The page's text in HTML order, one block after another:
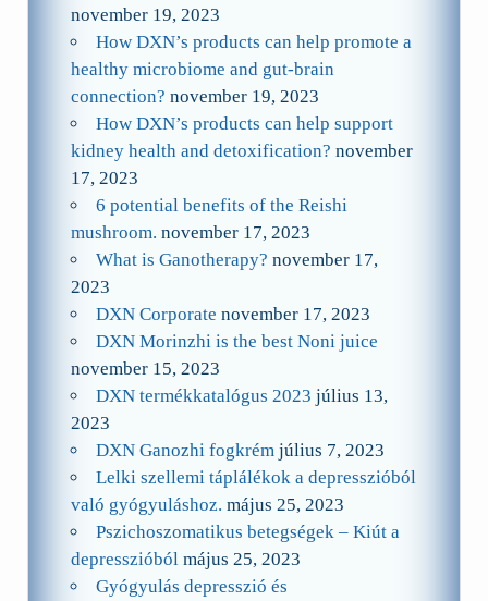
november 19, 2023
How DXN’s products can help promote a
healthy microbiome and gut-brain
connection? november 19, 2023
How DXN’s products can help support
kidney health and detoxification? november
17, 2023
6 potential benefits of the Reishi
mushroom. november 17, 2023
What is Ganotherapy? november 17,
2023
DXN Corporate november 17, 2023
DXN Morinzhi is the best Noni juice
november 15, 2023
DXN termékkatalógus 2023 július 13,
2023
DXN Ganozhi fogkrém július 7, 2023
Lelki szellemi táplálékok a depresszióból
való gyógyuláshoz. május 25, 2023
Pszichoszomatikus betegségek – Kiút a
depresszióból május 25, 2023
Gyógyulás depresszió és